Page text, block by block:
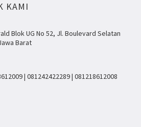
KAMI
Blok UG No 52, Jl. Boulevard Selatan
Barat
| 081242422289 | 081218612008